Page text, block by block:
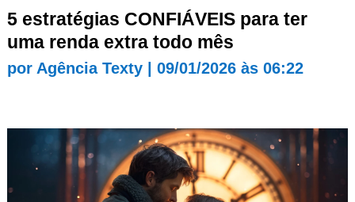
5 estratégias CONFIÁVEIS para ter
uma renda extra todo mês
por Agência Texty| 09/01/2026 às 06:22